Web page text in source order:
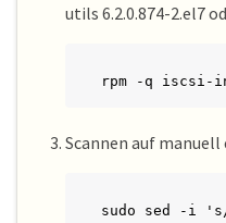
utils 6.2.0.874-2.el7
rpm -q
Scannen auf
sudo sed -i